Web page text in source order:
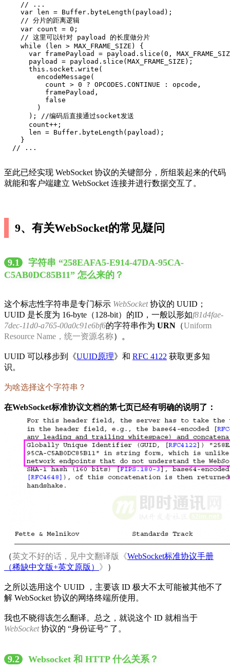
    // ...
    var len = Buffer.byteLength(payload);
    // 分片的距离逻辑
    var count = 0;
    // 这里可以针对 payload 的长度做分片
    while (len > MAX_FRAME_SIZE) {
var framePayload = payload.slice(0,
      payload = payload.slice(MAX_FRAME_SIZE);
      this.socket.write(
        encodeMessage(
          count > 0 ? OPCODES.CONTINUE : opcode,
          framePayload,
          false
        )
      ); //编码后直接通过socket发送
      count++;
      len = Buffer.byteLength(payload);
    }
  // ...
至此已经实现 WebSocket 协议的关键部分，所组装起来的代码
就能和客户端建立 WebSocket 连接并进行数据交互了。
9、有关WebSocket的常见疑问
9.1
字符串 “258EAFA5-E914-47DA-95CA-
C5AB0DC85B11” 怎么来的？
这个标志性字符串是专门标示 WebSocket协议的 UUID；
UUID 是长度为 16-byte（128-bit）的ID，一般以形如f81d4fae-
7dec-11d0-a765-00a0c91e6bf6的字符串作为 URN （Uniform
Resource Name，统一资源名称）。
UUID 可以移步到《UUID原理》和 RFC 4122 获取更多知
识。
为啥选择这个字符串？
在WebSocket标准协议文档的第七页已经有明确的说明了：
（英文不好的话，见中文翻译版《WebSocket标准协议手册
（稀缺中文版+英文原版） 》 ）
之所以选用这个 UUID ，主要该 ID 极大不太可能被其他不了
解 WebSocket 协议的网络终端所使用。
我也不晓得该怎么翻译。总之，就说这个 ID 就相当于
WebSocket协议的 “身份证号” 了。
9.2 Websocket 和 HTTP 什么关系？